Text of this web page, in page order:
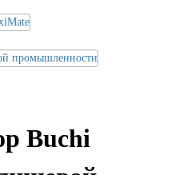
Buchi